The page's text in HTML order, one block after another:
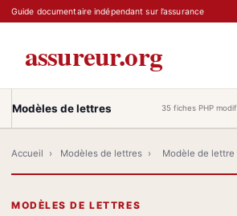
Guide documentaire indépendant sur l’assurance
assureur.org
Modèles de lettres 35 fiches PHP
Accueil › Modèles de lettres › Modèle de lettre —
MODÈLES DE LETTRES